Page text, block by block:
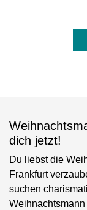
dich jetzt!
Du liebst die
Frankfurt
suchen